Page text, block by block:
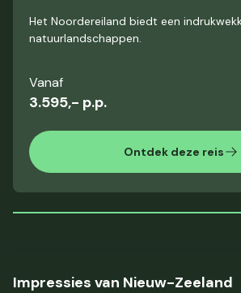
Het Noordereiland biedt een
natuurlandschappen.
Ontdek deze reis
Vanaf
3.595,- p.p.
Impressies van Nieuw-Zeeland